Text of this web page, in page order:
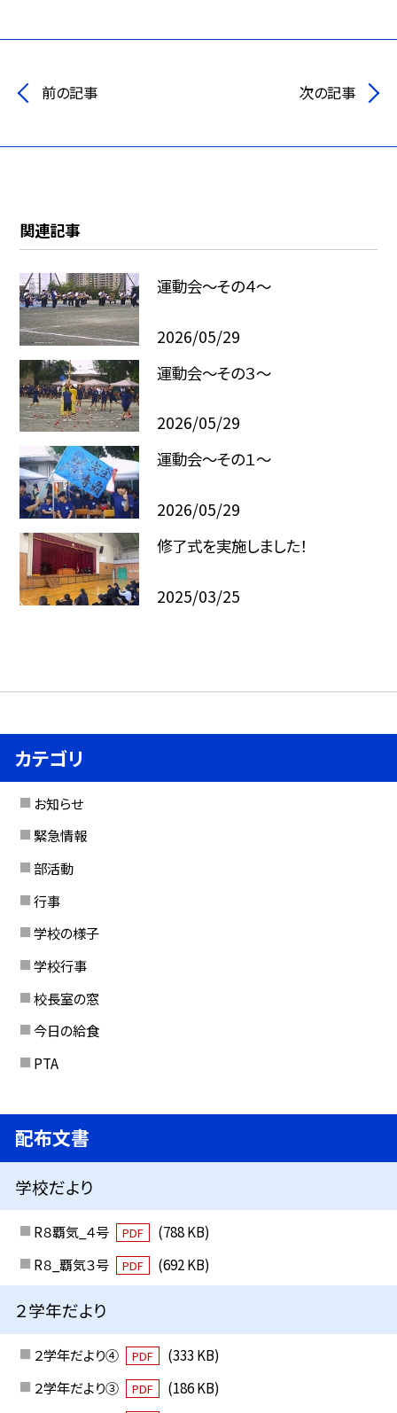
前の記事 次の記事
関連記事
運動会～その４～
2026/05/29
運動会～その３～
2026/05/29
運動会～その１～
2026/05/29
修了式を実施しました！
2025/03/25
カテゴリ
お知らせ
緊急情報
部活動
行事
学校の様子
学校行事
校長室の窓
今日の給食
PTA
配布文書
学校だより
R８覇気_４号 PDF
(788 KB)
R８_覇気３号
PDF (692 KB)
２学年だより
２学年だより④ PDF
(333 KB)
２学年だより③
PDF
(186 KB)